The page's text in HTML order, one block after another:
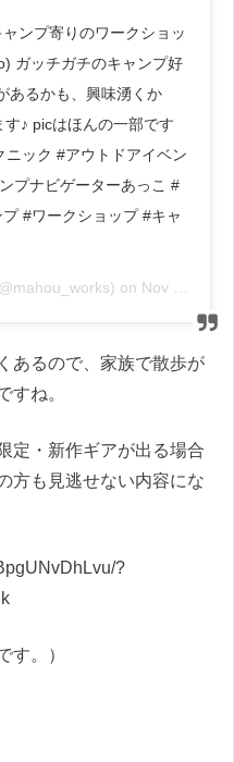
ンプ寄りのワークショッ
ガッチガチのキャンプ好
あるかも、興味湧くか
♪ picはほんの一部です
ック #アウトドアイベン
プナビゲーターあっこ #
#ワークショップ #キャ
on Nov 10, 2018 at 10:35am PST
あるので、家族で散歩が
すね。
定・新作ギアが出る場合
方も見逃せない内容にな
?
す。）